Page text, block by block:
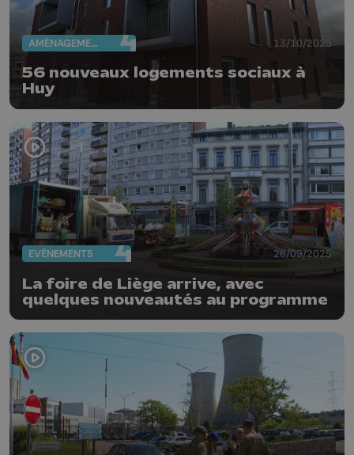
AMÉNAGEMENT DU TERRITOIRE 13/10/2025
56 nouveaux logements sociaux à
Huy
EVÈNEMENTS 26/09/2025
La foire de Liège arrive, avec
quelques nouveautés au programme